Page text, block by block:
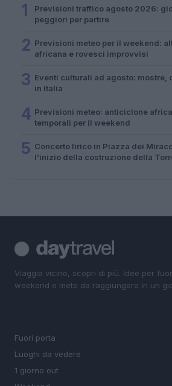
1
Previsioni traffico agosto 2026:
peggiori per partire
2 Previsioni meteo per il weekend:
africana e rovesci improvvisi
3 Eventi culturali ad agosto: mostre,
in Italia
4 Previsioni meteo: anticiclone
temporali per il weekend
5 Concerto lirico in Piazza dei
l’inizio della costruzione della
Viaggia vicino, scopri di più. Idee per
weekend e mete da raggiungere in un
Fuori porta
Luoghi da vedere
1 giorno out